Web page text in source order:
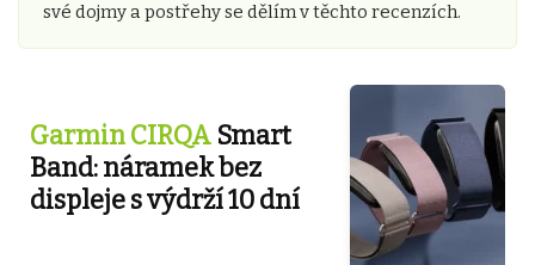
své dojmy a postřehy se dělím v těchto recenzích.
Garmin CIRQA Smart
Band: náramek bez
displeje s výdrží 10 dní